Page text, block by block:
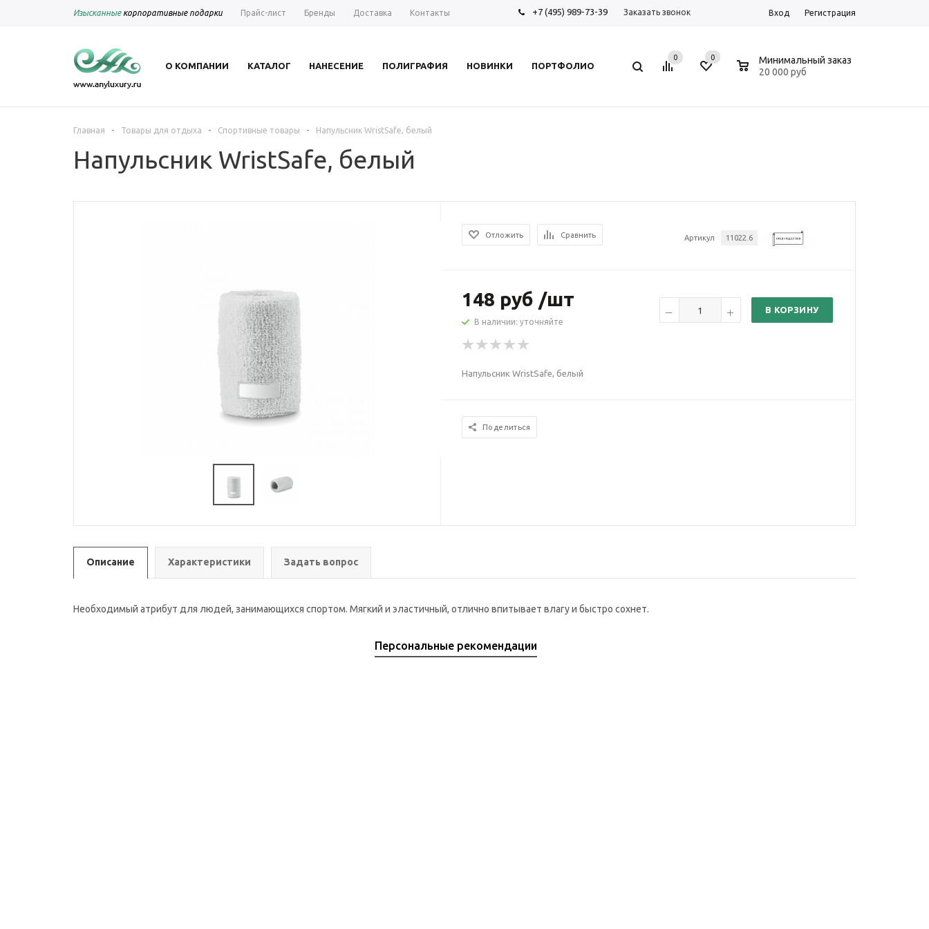
Изысканныекорпоративные подарки Прайс-лист Бренды Доставка Контакты +7 (495) 989-73-39 Заказать звонок Вход Регистрация
О КОМПАНИИ КАТАЛОГ НАНЕСЕНИЕ ПОЛИГРАФИЯ НОВИНКИ ПОРТФОЛИО
0 0
Минимальный заказ
20 000 руб
Главная - Товары для отдыха - Спортивные товары - Напульсник WristSafe, белый
Напульсник WristSafe, белый
Артикул 11022.6
Отложить Сравнить
148 руб /шт
В наличии: уточняйте
В КОРЗИНУ
Напульсник WristSafe, белый
Поделиться
Описание Характеристики Задать вопрос
Необходимый атрибут для людей, занимающихся спортом. Мягкий и эластичный, отлично впитывает влагу и быстро сохнет.
Персональные рекомендации